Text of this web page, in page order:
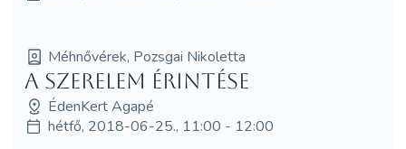
Méhnővérek, Pozsgai Nikoletta
A SzerElem Érintése
ÉdenKert Agapé
hétfő, 2018-06-25., 11:00 - 12:00